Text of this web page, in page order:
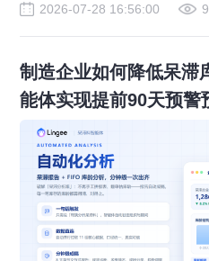
2026-07-28 16:56:00
制造企业如何降低呆滞
能体实现提前90天预警